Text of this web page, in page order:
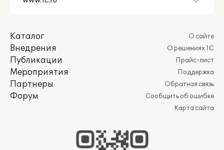
Каталог
Внедрения
Публикации
Мероприятия
Партнеры
Форум
О сайте
О решениях 1С
Прайс-лист
Поддержка
Обратная связь
Сообщить об ошибке
Карта сайта